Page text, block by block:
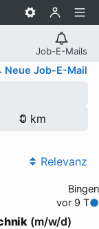
Job-E-Mails
Neue Job-E-Mail
Relevanz
Bingen
vor 9 T
(m/w/d)